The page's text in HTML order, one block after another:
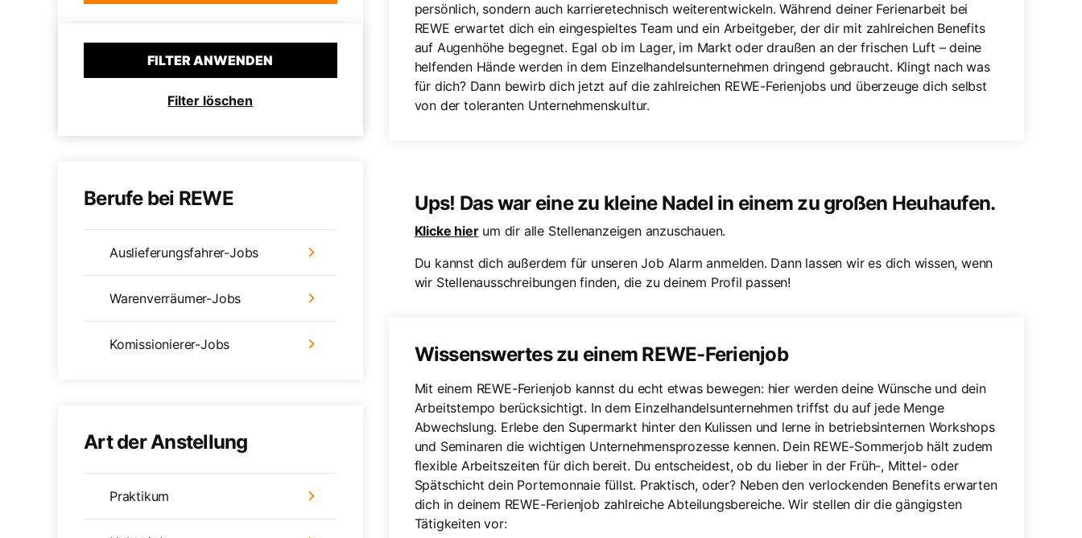
FILTER ANWENDEN
Filter löschen
Berufe bei REWE
Auslieferungsfahrer-Jobs
Warenverräumer-Jobs
Komissionierer-Jobs
Art der Anstellung
Praktikum
persönlich, sondern auch karrieretechnisch weiterentwickeln. Während deiner Ferienarbeit bei
REWE erwartet dich ein eingespieltes Team und ein Arbeitgeber, der dir mit zahlreichen Benefits
auf Augenhöhe begegnet. Egal ob im Lager, im Markt oder draußen an der frischen Luft – deine
helfenden Hände werden in dem Einzelhandelsunternehmen dringend gebraucht. Klingt nach was
für dich? Dann bewirb dich jetzt auf die zahlreichen REWE-Ferienjobs und überzeuge dich selbst
von der toleranten Unternehmenskultur.
Ups! Das war eine zu kleine Nadel in einem zu großen Heuhaufen.
Klicke hierum dir alle Stellenanzeigen anzuschauen.
Du kannst dich außerdem für unseren Job Alarm anmelden. Dann lassen wir es dich wissen, wenn
wir Stellenausschreibungen finden, die zu deinem Profil passen!
Wissenswertes zu einem REWE-Ferienjob
Mit einem REWE-Ferienjob kannst du echt etwas bewegen: hier werden deine Wünsche und dein
Arbeitstempo berücksichtigt. In dem Einzelhandelsunternehmen triffst du auf jede Menge
Abwechslung. Erlebe den Supermarkt hinter den Kulissen und lerne in betriebsinternen Workshops
und Seminaren die wichtigen Unternehmensprozesse kennen. Dein REWE-Sommerjob hält zudem
flexible Arbeitszeiten für dich bereit. Du entscheidest, ob du lieber in der Früh-, Mittel- oder
Spätschicht dein Portemonnaie füllst. Praktisch, oder? Neben den verlockenden Benefits erwarten
dich in deinem REWE-Ferienjob zahlreiche Abteilungsbereiche. Wir stellen dir die gängigsten
Tätigkeiten vor: